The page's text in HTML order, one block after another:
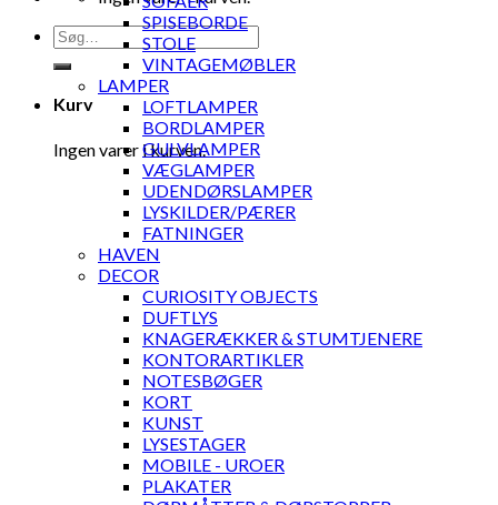
Søg
efter:
Kurv
Ingen varer i kurven.
SPISEBORDE
STOLE
VINTAGEMØBLER
LAMPER
LOFTLAMPER
BORDLAMPER
GULVLAMPER
VÆGLAMPER
UDENDØRSLAMPER
LYSKILDER/PÆRER
FATNINGER
HAVEN
DECOR
CURIOSITY OBJECTS
DUFTLYS
KNAGERÆKKER & STUMTJENERE
KONTORARTIKLER
NOTESBØGER
KORT
KUNST
LYSESTAGER
MOBILE - UROER
PLAKATER